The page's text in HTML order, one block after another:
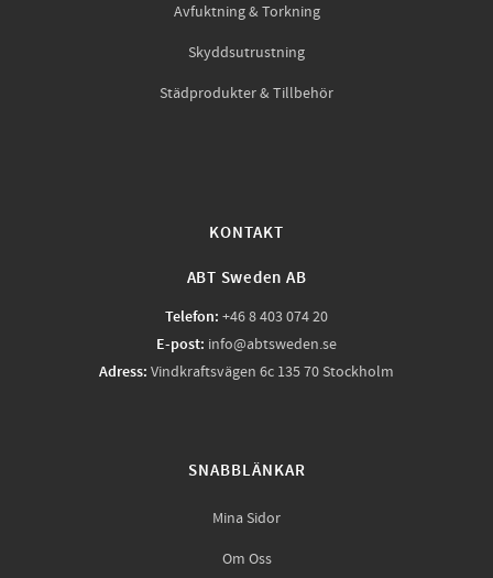
Avfuktning & Torkning
Skyddsutrustning
Städprodukter & Tillbehör
KONTAKT
ABT Sweden AB
Telefon: +46 8 403 074 20
E-post: info@abtsweden.se
Adress: Vindkraftsvägen 6c 135 70 Stockholm
SNABBLÄNKAR
Mina Sidor
Om Oss